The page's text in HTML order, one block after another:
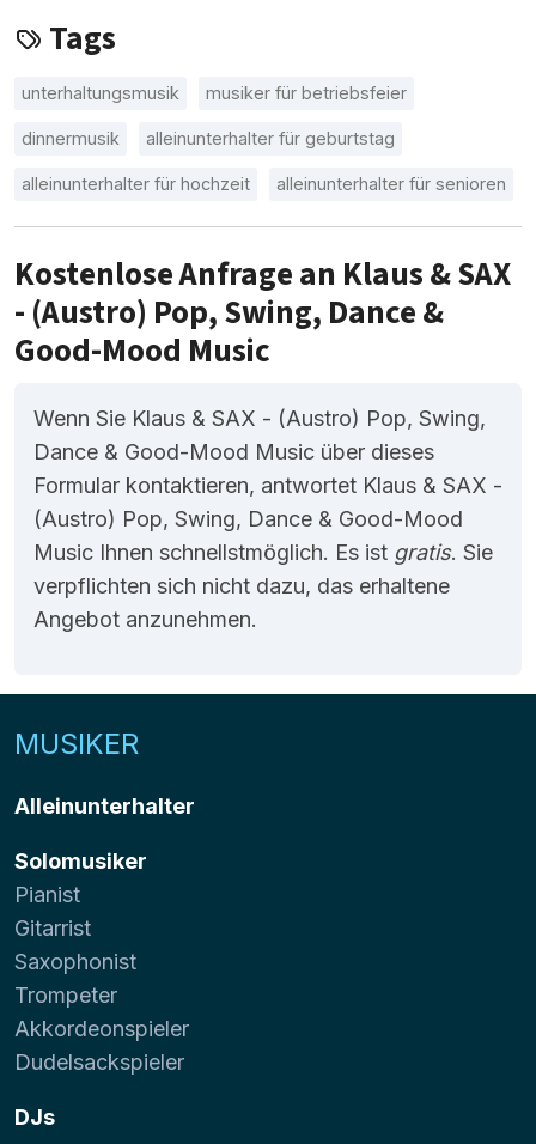
Tags
unterhaltungsmusik musiker für betriebsfeier
dinnermusik alleinunterhalter für geburtstag
alleinunterhalter für hochzeit alleinunterhalter für senioren
Kostenlose Anfrage an Klaus & SAX
- (Austro) Pop, Swing, Dance &
Good-Mood Music
Wenn Sie Klaus & SAX - (Austro) Pop, Swing,
Dance & Good-Mood Music über dieses
Formular kontaktieren, antwortet Klaus & SAX -
(Austro) Pop, Swing, Dance & Good-Mood
Music Ihnen schnellstmöglich. Es ist gratis. Sie
verpflichten sich nicht dazu, das erhaltene
Angebot anzunehmen.
MUSIKER
Alleinunterhalter
Solomusiker
Pianist
Gitarrist
Saxophonist
Trompeter
Akkordeonspieler
Dudelsackspieler
DJs